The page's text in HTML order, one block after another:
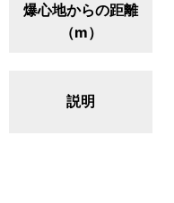
爆心地からの距離
（m）
説明